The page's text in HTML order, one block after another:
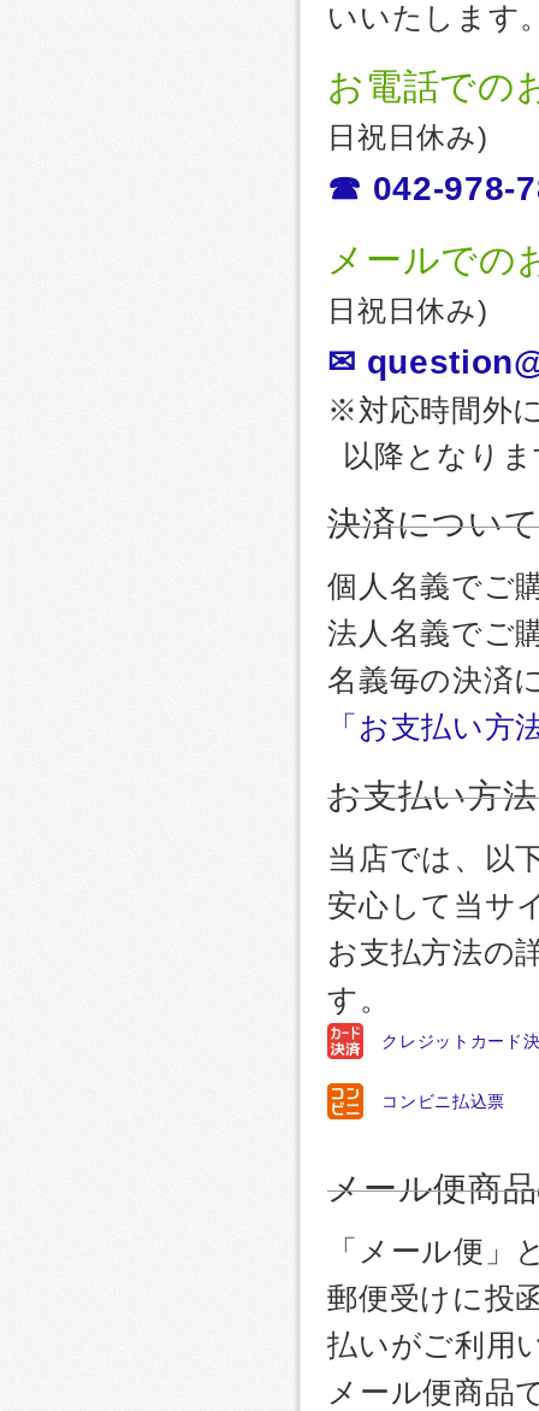
いいたします
お電話での
日祝日休み)
☎ 042-978-
メールでの
日祝日休み)
✉
※対応時間外
以降となり
決済について
個人名義でご
法人名義でご
名義毎の決済
「お支払い方
お支払い方
当店では、以
安心して当サ
お支払方法の
す。
クレジットカード
コンビニ払込票
メール便商
「メール便」
郵便受けに投
払いがご利用
メール便商品